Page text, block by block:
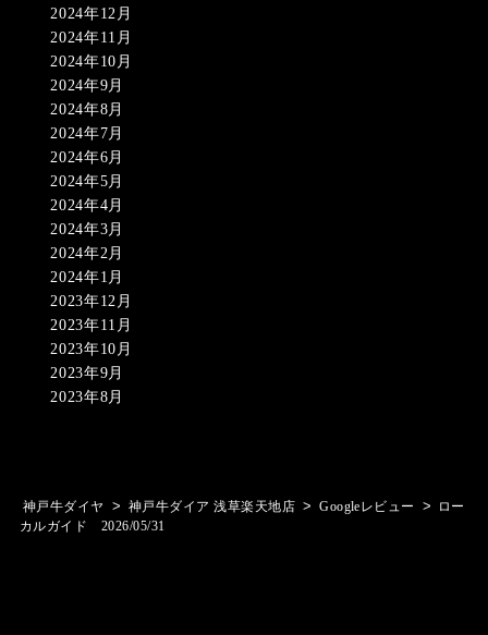
2024年12月
2024年11月
2024年10月
2024年9月
2024年8月
2024年7月
2024年6月
2024年5月
2024年4月
2024年3月
2024年2月
2024年1月
2023年12月
2023年11月
2023年10月
2023年9月
2023年8月
神戸牛ダイヤ > 神戸牛ダイア 浅草楽天地店 > Googleレビュー >
ロー
カルガイド 2026/05/31